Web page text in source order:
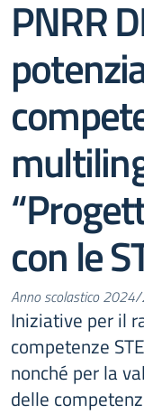
PNRR
con le
Anno scolastico
Iniziative per il
competenze
nonché per la
delle